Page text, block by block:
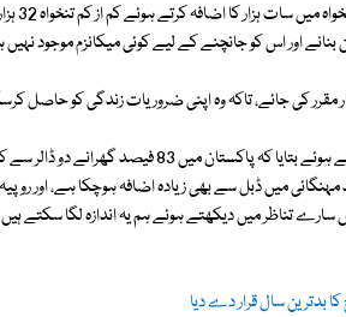
حال ہی
اور اس کو جانچنے کے لیے کوئی میکانزم موجود
مقرر کی جائے، تاکہ وہ اپنی ضروریات زندگی کو حاصل
کرامت علی نے ورلڈ بینک کی ایک رپورٹ کا حوالہ دیتے ہوئے
اس کے بعد مہنگائی میں ڈبل سے بھی زیادہ اضافہ ہوچکا ہے،
سارے تناظر میں دیکھتے ہوئے ہم یہ اندازہ لگا سکتے
بدترین سال قرار دے دیا